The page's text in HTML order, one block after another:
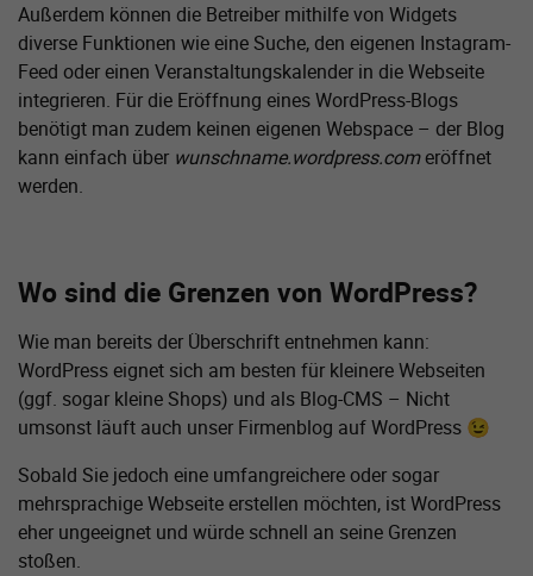
Außerdem können die Betreiber mithilfe von Widgets
diverse Funktionen wie eine Suche, den eigenen Instagram-
Feed oder einen Veranstaltungs­kalender in die Webseite
integrieren. Für die Eröffnung eines WordPress-Blogs
benötigt man zudem keinen eigenen Webspace – der Blog
kann einfach über wunschname.wordpress.comeröffnet
werden.
Wo sind die Grenzen von WordPress?
Wie man bereits der Überschrift entnehmen kann:
WordPress eignet sich am besten für kleinere Webseiten
(ggf. sogar kleine Shops) und als Blog-CMS – Nicht
umsonst läuft auch unser Firmenblog auf WordPress 😉
Sobald Sie jedoch eine umfang­reichere oder sogar
mehrsprachige Webseite erstellen möchten, ist WordPress
eher ungeeignet und würde schnell an seine Grenzen
stoßen.